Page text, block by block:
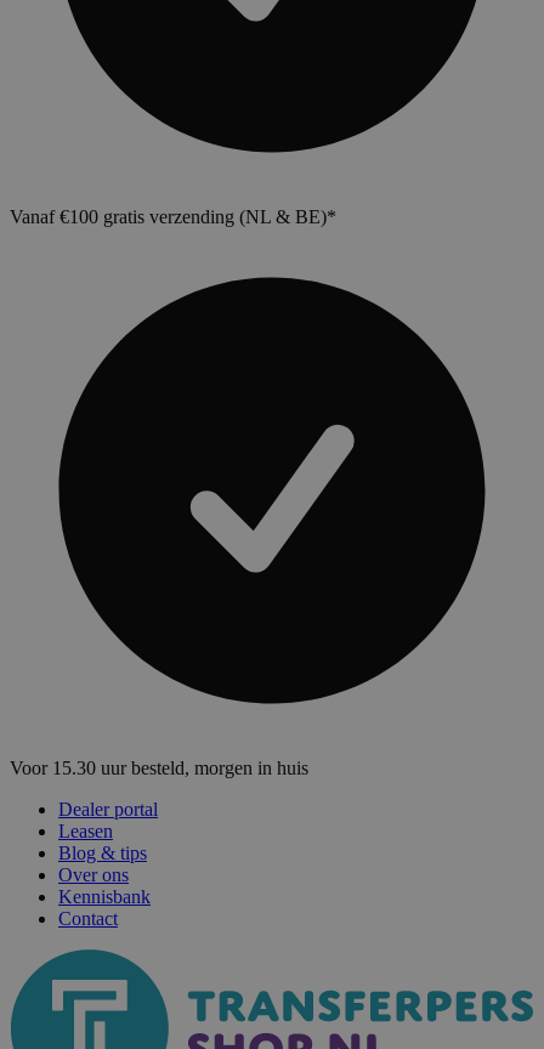
Vanaf €100 gratis verzending (NL & BE)*
Voor 15.30 uur besteld, morgen in huis
Dealer portal
Leasen
Blog & tips
Over ons
Kennisbank
Contact